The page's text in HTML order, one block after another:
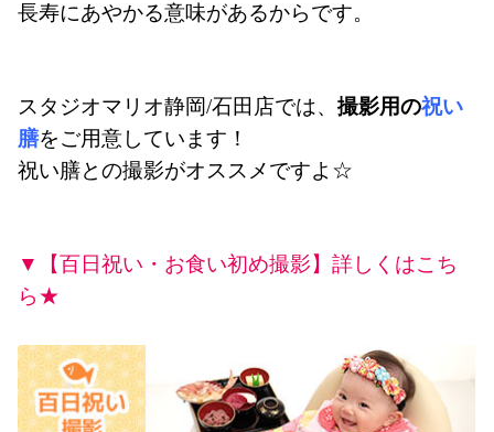
長寿にあやかる意味があるからです。
スタジオマリオ静岡/石田店では、 撮影用の祝い
膳をご用意しています！
祝い膳との撮影がオススメですよ☆
▼【百日祝い・お食い初め撮影】詳しくはこち
ら★